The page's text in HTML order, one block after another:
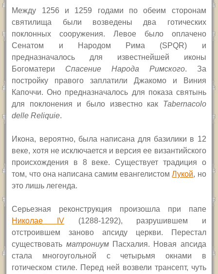
Между 1256 и 1259 годами по обеим сторонам
святилища были возведены два готических
поклонных сооружения. Левое было оплачено
Сенатом и Народом Рима (SPQR) и
предназначалось для известнейшей иконы
Богоматери Спасение Народа Римского. За
постройку правого заплатили Джакомо и Виния
Капоччи. Оно предназначалось для показа святынь
для поклонения и было известно как Tabernacolo
delle Reliquie.
Икона, вероятно, была написана для базилики в 12
веке, хотя не исключается и версия ее византийского
происхождения в 8 веке. Существует традиция о
том, что она написана самим евангелистомЛукой, но
это лишь легенда.
Серьезная реконструкция произошла при папе
Николае
IV
(1288-1292), разрушившем и
отстроившем заново апсиду церкви. Перестал
существовать матрониумПасхалия. Новая апсида
стала многоугольной с четырьмя окнами в
готическом стиле. Перед ней возвели трансепт, чуть